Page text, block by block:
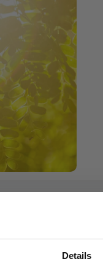
Details
schaduwdoek (4)
€5,-